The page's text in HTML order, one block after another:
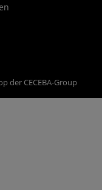
der CECEBA-Group